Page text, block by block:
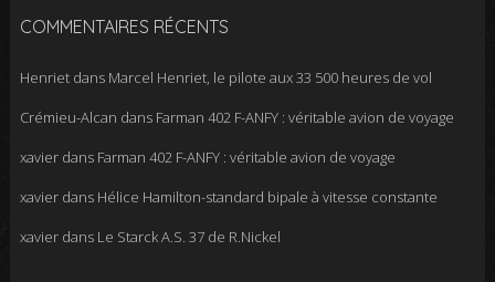
COMMENTAIRES RÉCENTS
Henrietdans Marcel Henriet, le pilote aux 33 500 heures de vol
Crémieu-Alcan dans Farman 402 F-ANFY : véritable avion de voyage
xavierdans Farman 402 F-ANFY : véritable avion de voyage
xavierdans Hélice Hamilton-standard bipale à vitesse constante
xavierdans Le Starck A.S. 37 de R.Nickel